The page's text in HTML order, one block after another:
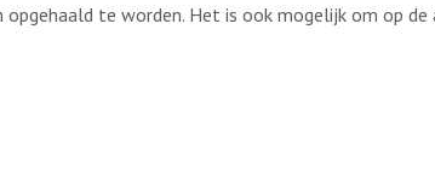
te worden. Het is ook mogelijk om op
link